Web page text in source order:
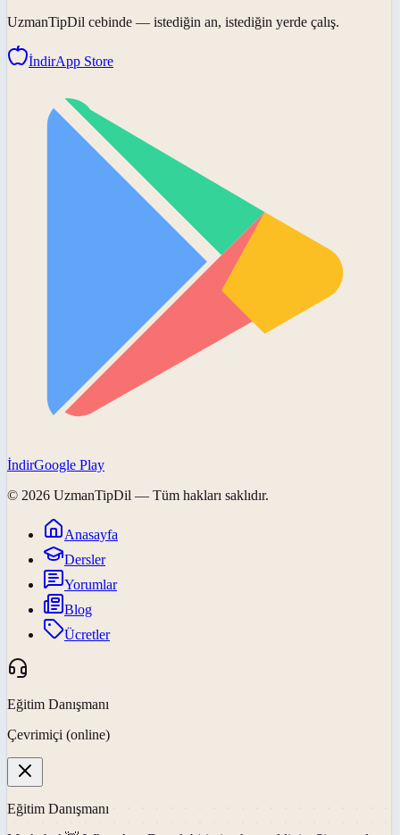
UzmanTipDil cebinde — istediğin an, istediğin yerde çalış.
İndirApp Store
İndirGoogle Play
© 2026 UzmanTipDil — Tüm hakları saklıdır.
Anasayfa
Dersler
Yorumlar
Blog
Ücretler
Eğitim Danışmanı
Çevrimiçi (online)
Eğitim Danışmanı